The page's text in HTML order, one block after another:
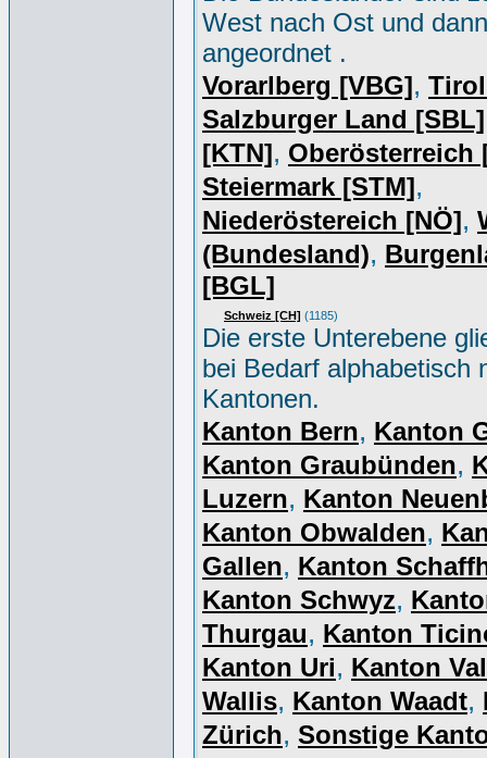
West nach Ost und
angeordnet .
Vorarlberg [VBG],
Salzburger Land [SBL]
[KTN], Oberösterreich
Steiermark [STM],
Niederöstereich [NÖ],
(Bundesland),
[BGL]
Schweiz [CH] (1185)
Die erste Unterebene
bei Bedarf alphabetisch
Kantonen.
Kanton Bern, Kanton
Kanton Graubünden,
Luzern, Kanton
Kanton Obwalden,
Gallen, Kanton
Kanton Schwyz,
Thurgau, Kanton
Kanton Uri, Kanton
Wallis, Kanton Waadt,
Zürich, Sonstige